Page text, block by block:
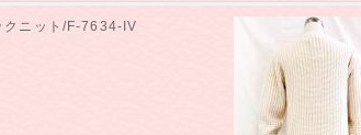
クニット/F-7634-IV